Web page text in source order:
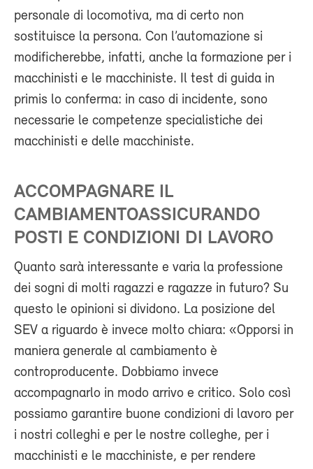
personale di locomotiva, ma di certo non
sostituisce la persona. Con l’automazione si
modificherebbe, infatti, anche la formazione per i
macchinisti e le macchiniste. Il test di guida in
primis lo conferma: in caso di incidente, sono
necessarie le competenze specialistiche dei
macchinisti e delle macchiniste.
ACCOMPAGNARE IL
CAMBIAMENTOASSICURANDO
POSTI E CONDIZIONI DI LAVORO
Quanto sarà interessante e varia la professione
dei sogni di molti ragazzi e ragazze in futuro? Su
questo le opinioni si dividono. La posizione del
SEV a riguardo è invece molto chiara: «Opporsi in
maniera generale al cambiamento è
controproducente. Dobbiamo invece
accompagnarlo in modo arrivo e critico. Solo così
possiamo garantire buone condizioni di lavoro per
i nostri colleghi e per le nostre colleghe, per i
macchinisti e le macchiniste, e per rendere